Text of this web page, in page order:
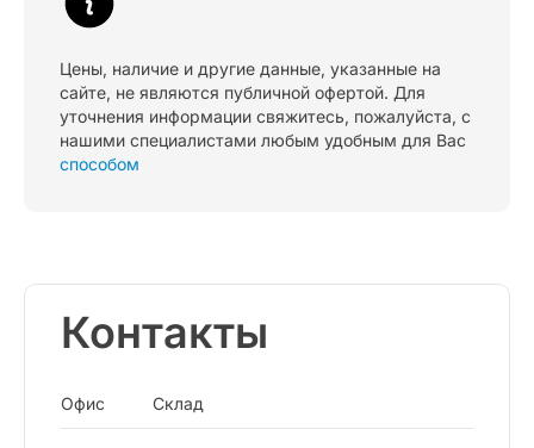
Цены, наличие и другие данные, указанные на
сайте, не являются публичной офертой. Для
уточнения информации свяжитесь, пожалуйста, с
нашими специалистами любым удобным для Вас
способом
Контакты
Офис Склад